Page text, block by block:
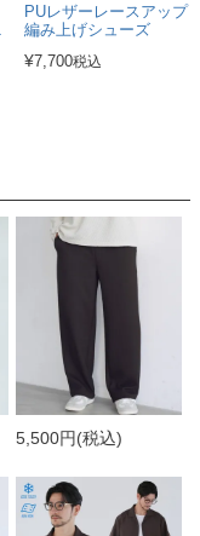
PUレザーレースアップ
編み上げシューズ
¥7,700税込
5,500円(税込)